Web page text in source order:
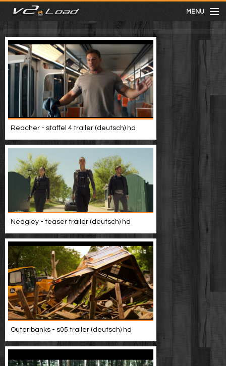
MENU
meist gesehen
neuste
kategorien
Menu
mit facebook anmelden
Informationen
Video suchen
Reacher - staffel 4 trailer (deutsch) hd
Neagley - teaser trailer (deutsch) hd
Outer banks - s05 trailer (deutsch) hd